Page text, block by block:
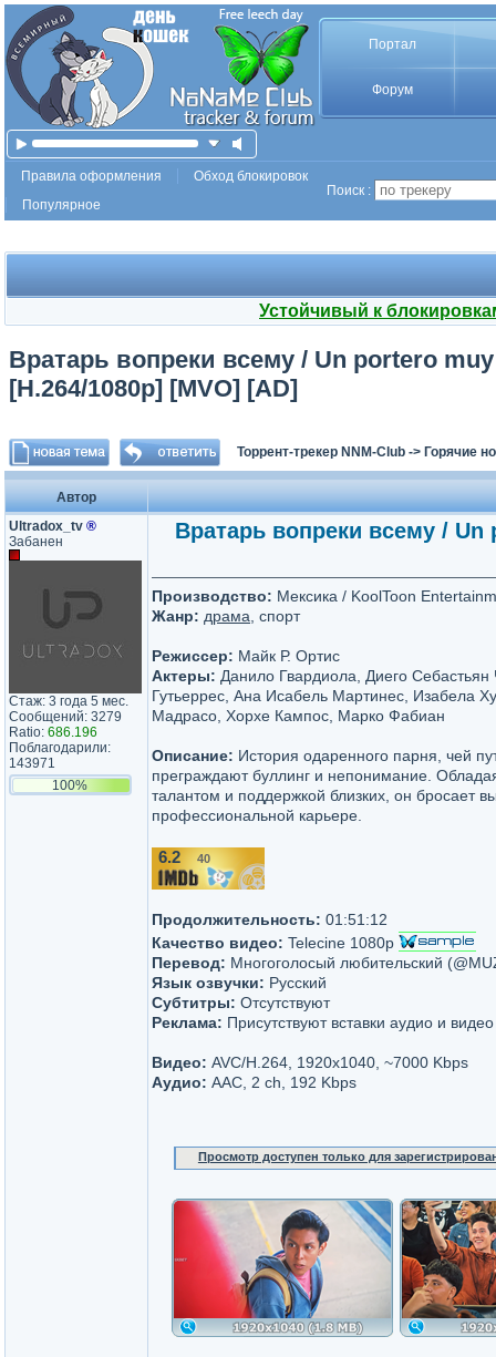
Портал
Форум
Правила оформления
Обход блокировок
Популярное
Поиск :
Устойчивый к
Вратарь вопреки всему / Un portero
[H.264/1080p] [MVO] [AD]
Торрент-трекер NNM-Club -> Горячие
Автор
Ultradox_tv ®
Забанен
Стаж: 3 года 5 мес.
Сообщений: 3279
Ratio: 686.196
Поблагодарили:
143971
100%
Вратарь вопреки всему /
Производство: Мексика / KoolToon
Жанр: драма , спорт
Режиссер: Майк Р. Ортис
Актеры: Данило Гвардиола, Диего Себастьян
Гутьеррес, Ана Исабель Мартинес, Изабела
Мадрасо, Хорхе Кампос, Марко Фабиан
Описание: История одаренного парня, чей
преграждают буллинг и непонимание.
талантом и поддержкой близких, он бросает
профессиональной карьере.
6.2 40
Продолжительность: 01:51:12
Качество видео: Telecine 1080p
Перевод: Многоголосый любительский
Язык озвучки: Русский
Субтитры: Отсутствуют
Реклама: Присутствуют вставки аудио и
Видео: AVC/H.264, 1920x1040, ~7000 Kbps
Аудио: AAC, 2 ch, 192 Kbps
Просмотр доступен только для